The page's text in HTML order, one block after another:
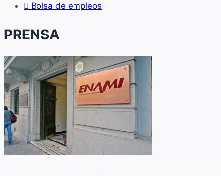
Bolsa de empleos
PRENSA